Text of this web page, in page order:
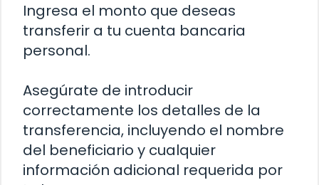
Ingresa el monto que deseas
transferir a tu cuenta bancaria
personal.
Asegúrate de introducir
correctamente los detalles de la
transferencia, incluyendo el nombre
del beneficiario y cualquier
información adicional requerida por